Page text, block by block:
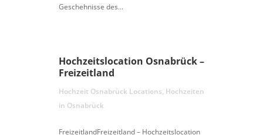
Geschehnisse des...
Hochzeitslocation Osnabrück –
Freizeitland
Hochzeit Osnabrück Locations, Hochzeiten
in Osnabrück
FreizeitlandFreizeitland – Hochzeitslocation